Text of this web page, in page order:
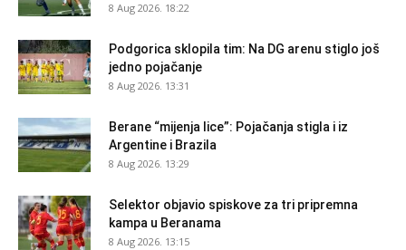
8 Aug 2026. 18:22
Podgorica sklopila tim: Na DG arenu stiglo još
jedno pojačanje
8 Aug 2026. 13:31
Berane “mijenja lice”: Pojačanja stigla i iz
Argentine i Brazila
8 Aug 2026. 13:29
Selektor objavio spiskove za tri pripremna
kampa u Beranama
8 Aug 2026. 13:15